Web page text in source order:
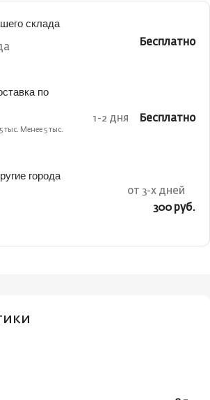
склада
Бесплатно
по
тыс. Менее 5 тыс.
1-2 дня Бесплатно
города
от 3-х дней
300 руб.